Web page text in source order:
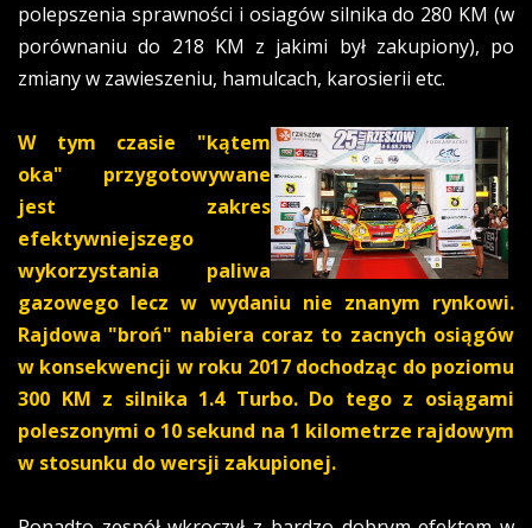
polepszenia sprawności i osiagów silnika do 280 KM (w
porównaniu do 218 KM z jakimi był zakupiony), po
zmiany w zawieszeniu, hamulcach, karosierii etc.
W tym czasie "kątem
oka" przygotowywane
jest zakres
efektywniejszego
wykorzystania paliwa
gazowego lecz w wydaniu nie znanym rynkowi.
Rajdowa "broń" nabiera coraz to zacnych osiągów
w konsekwencji w roku 2017 dochodząc do poziomu
300 KM z silnika 1.4 Turbo. Do tego z osiągami
poleszonymi o 10 sekund na 1 kilometrze rajdowym
w stosunku do wersji zakupionej.